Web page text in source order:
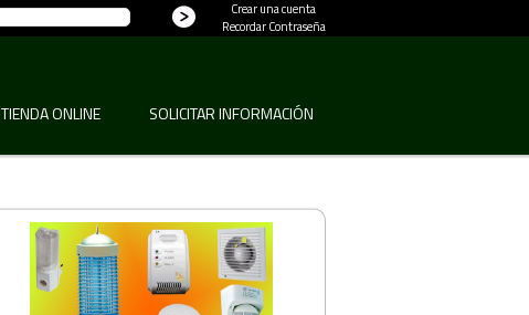
Crear una cuenta
Recordar Contraseña
TIENDA ONLINE SOLICITAR INFORMACIÓN